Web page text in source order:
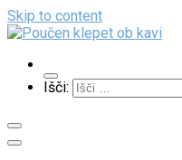
Skip to content
Poučen klepet
Veliko zanimivih vsebin
Išči: